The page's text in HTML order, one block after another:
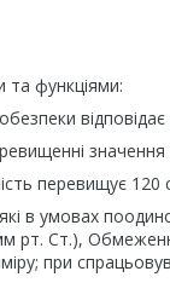
та функціями:
перевищує 120
в умовах
рт. Ст.),
при